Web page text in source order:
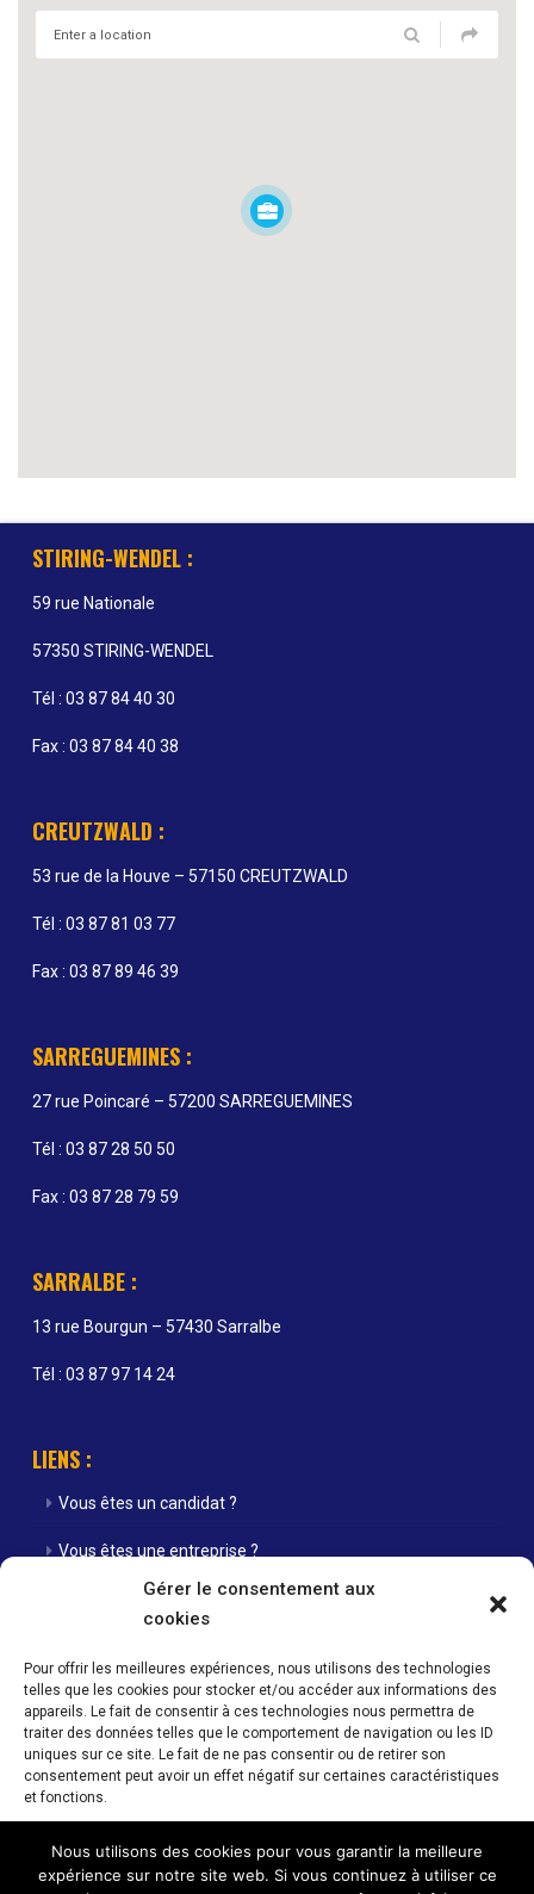
Gérer le consentement aux
cookies
Pour offrir les meilleures expériences, nous utilisons des technologies
telles que les cookies pour stocker et/ou accéder aux informations des
appareils. Le fait de consentir à ces technologies nous permettra de
traiter des données telles que le comportement de navigation ou les ID
uniques sur ce site. Le fait de ne pas consentir ou de retirer son
consentement peut avoir un effet négatif sur certaines caractéristiques
et fonctions.
Accepter
STIRING-WENDEL :
59 rue Nationale
57350 STIRING-WENDEL
Tél : 03 87 84 40 30
Fax : 03 87 84 40 38
CREUTZWALD :
53 rue de la Houve – 57150 CREUTZWALD
Tél : 03 87 81 03 77
Fax : 03 87 89 46 39
SARREGUEMINES :
27 rue Poincaré – 57200 SARREGUEMINES
Tél : 03 87 28 50 50
Fax : 03 87 28 79 59
SARRALBE :
13 rue Bourgun – 57430 Sarralbe
Tél : 03 87 97 14 24
LIENS :
Vous êtes un candidat ?
Vous êtes une entreprise ?
Nos agences
Actualités
Contact
Mentions Légales / Crédits
Nous utilisons des cookies pour vous garantir la meilleure
expérience sur notre site web. Si vous continuez à utiliser ce